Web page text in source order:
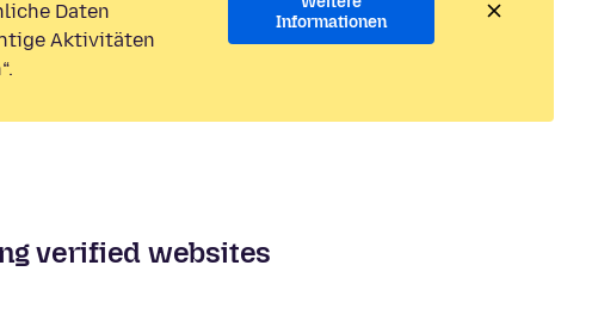
Daten
Aktivitäten
Informationen
verified websites